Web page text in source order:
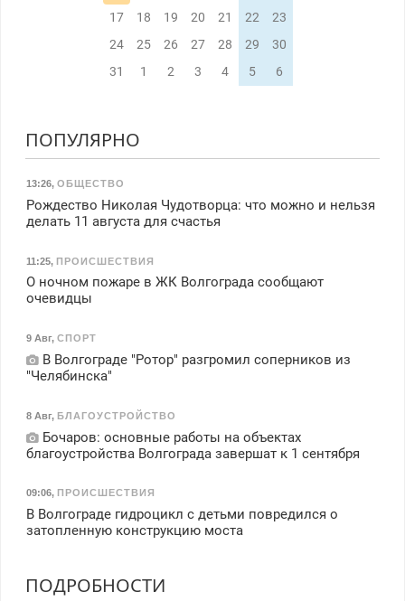
17
18 19 20 21 22
23
24
25 26 27 28 29
30
31
1 2 3 4 5 6
ПОПУЛЯРНО
13:26, ОБЩЕСТВО
Рождество Николая Чудотворца: что можно и нельзя
делать 11 августа для счастья
11:25, ПРОИСШЕСТВИЯ
О ночном пожаре в ЖК Волгограда сообщают
очевидцы
9 Авг, СПОРТ
В Волгограде "Ротор" разгромил соперников из
"Челябинска"
8 Авг, БЛАГОУСТРОЙСТВО
Бочаров: основные работы на объектах
благоустройства Волгограда завершат к 1 сентября
09:06, ПРОИСШЕСТВИЯ
В Волгограде гидроцикл с детьми повредился о
затопленную конструкцию моста
ПОДРОБНОСТИ